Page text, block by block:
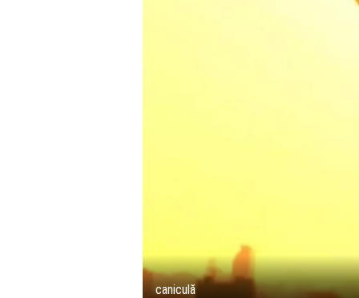
caniculă